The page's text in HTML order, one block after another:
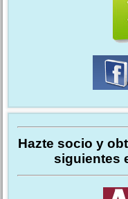
Hazte socio y
siguientes